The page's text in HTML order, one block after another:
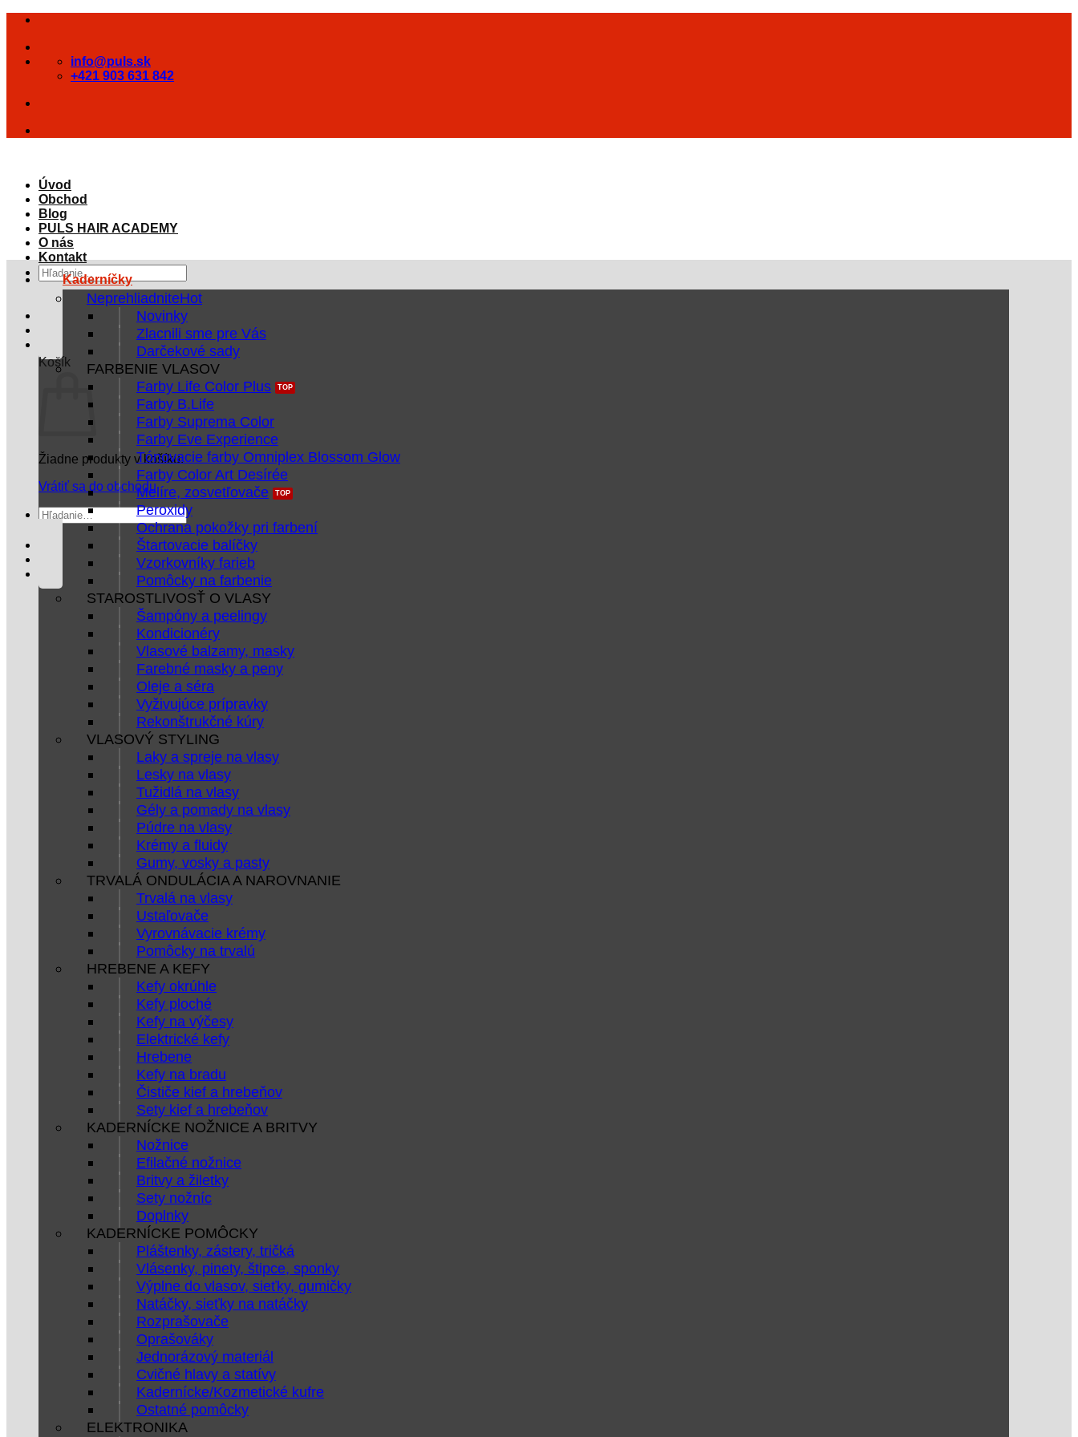
Skip
content
info@puls.sk
+421 903 631 842
Úvod
Obchod
Blog
PULS HAIR ACADEMY
O nás
Kontakt
Hľadať:
Košík
Žiadne produkty v košíku.
Vrátiť sa do obchodu
Hľadať:
Kaderníčky
Neprehliadnite
Novinky
Zlacnili sme pre Vás
Darčekové sady
FARBENIE VLASOV
Farby Life Color Plus
Farby B.Life
Farby Suprema Color
Farby Eve Experience
Tónovacie farby Omniplex Blossom Glow
Farby Color Art Desírée
Melíre, zosvetľovače
Peroxidy
Ochrana pokožky pri farbení
Štartovacie balíčky
Vzorkovníky farieb
Pomôcky na farbenie
STAROSTLIVOSŤ O VLASY
Šampóny a peelingy
Kondicionéry
Vlasové balzamy, masky
Farebné masky a peny
Oleje a séra
Vyživujúce prípravky
Rekonštrukčné kúry
VLASOVÝ STYLING
Laky a spreje na vlasy
Lesky na vlasy
Tužidlá na vlasy
Gély a pomady na vlasy
Púdre na vlasy
Krémy a fluidy
Gumy, vosky a pasty
TRVALÁ ONDULÁCIA A NAROVNANIE
Trvalá na vlasy
Ustaľovače
Vyrovnávacie krémy
Pomôcky na trvalú
HREBENE A KEFY
Kefy okrúhle
Kefy ploché
Kefy na výčesy
Elektrické kefy
Hrebene
Kefy na bradu
Čističe kief a hrebeňov
Sety kief a hrebeňov
KADERNÍCKE NOŽNICE A BRITVY
Nožnice
Efilačné nožnice
Britvy a žiletky
Sety nožníc
Doplnky
KADERNÍCKE POMÔCKY
Pláštenky, zástery, tričká
Vlásenky, pinety, štipce, sponky
Výplne do vlasov, sieťky, gumičky
Natáčky, sieťky na natáčky
Rozprašovače
Oprašováky
Jednorázový materiál
Cvičné hlavy a statívy
Kadernícke/Kozmetické kufre
Ostatné pomôcky
ELEKTRONIKA